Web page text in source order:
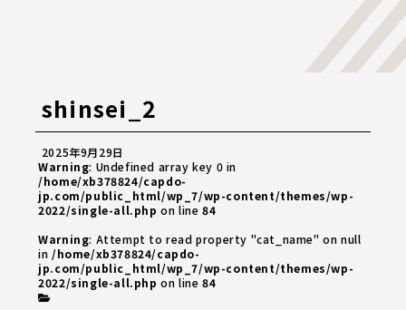
shinsei_2
2025年9月29日
Warning: Undefined array key 0 in
/home/xb378824/capdo-
jp.com/public_html/wp_7/wp-content/themes/wp-
2022/single-all.php on line84
Warning: Attempt to read property "cat_name" on null
in/home/xb378824/capdo-
jp.com/public_html/wp_7/wp-content/themes/wp-
2022/single-all.php on line84